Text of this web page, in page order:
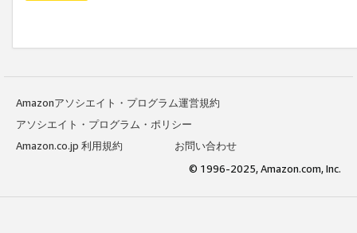
Amazonアソシエイト・プログラム運営規約
アソシエイト・プログラム・ポリシー
Amazon.co.jp 利用規約
お問い合わせ
© 1996-2025, Amazon.com, Inc.